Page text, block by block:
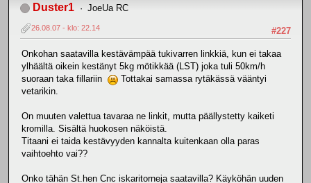
Duster1 JoeUa RC
#227
26.08.07 - klo: 22.14
Onkohan saatavilla kestävämpää tukivarren linkkiä, kun ei takaa
ylhäältä oikein kestänyt 5kg mötikkää (LST) joka tuli 50km/h
suoraan taka fillariin
Tottakai samassa rytäkässä vääntyi
vetarikin.
On muuten valettua tavaraa ne linkit, mutta päällystetty kaiketi
kromilla. Sisältä huokosen näköistä.
Titaani ei taida kestävyyden kannalta kuitenkaan olla paras
vaihtoehto vai??
Onko tähän St.hen Cnc iskaritorneja saatavilla? Käyköhän uuden